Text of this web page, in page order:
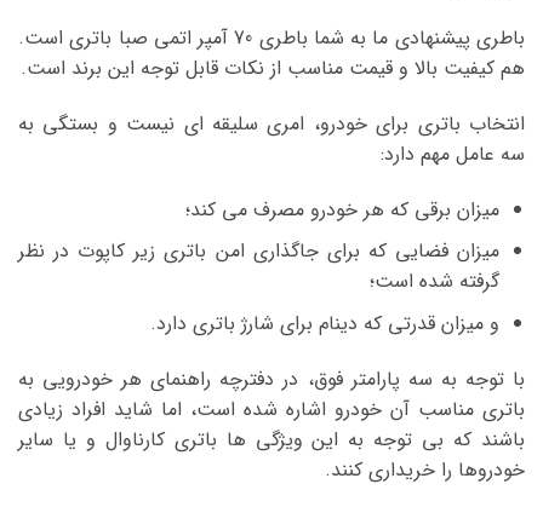
باطری پیشنهادی ما به شما باطری 70 آمپر اتمی صبا باتری است.
هم کیفیت بالا و قیمت مناسب از نکات قابل توجه این برند است.
انتخاب باتری برای خودرو، امری سلیقه ای نیست و بستگی به
سه عامل مهم دارد:
میزان برقی که هر خودرو مصرف می کند؛
میزان فضایی که برای جاگذاری امن باتری زیر کاپوت در نظر
گرفته شده است؛
و میزان قدرتی که دینام برای شارژ باتری دارد.
با توجه به سه پارامتر فوق، در دفترچه راهنمای هر خودرویی به
باتری مناسب آن خودرو اشاره شده است، اما شاید افراد زیادی
باشند که بی توجه به این ویژگی ها باتری کارناوال و یا سایر
خودروها را خریداری کنند.